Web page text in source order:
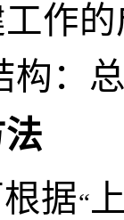
作
构：
据“